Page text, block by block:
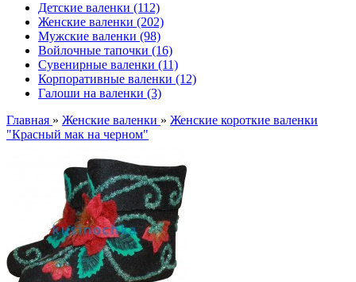
Детские валенки (112)
Женские валенки (202)
Мужские валенки (98)
Войлочные тапочки (16)
Сувенирные валенки (11)
Корпоративные валенки (12)
Галоши на валенки (3)
Главная » Женские валенки » Женские короткие валенки
"Красный мак на черном"